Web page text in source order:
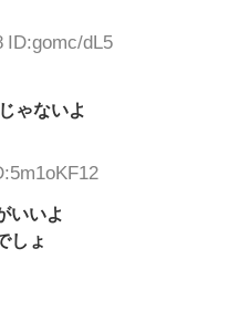
ID:gomc/dL5
ゃないよ
いいよ
しょ